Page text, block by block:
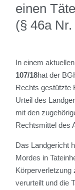
einen
(§ 46a
In einem
107/18hat der
Rechts gestützte
Urteil des
mit den
Rechtsmittel des
Das Landgericht
Mordes in
Körperverletzung
verurteilt und die